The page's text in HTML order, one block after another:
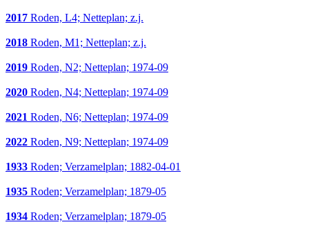
2017 Roden, L4; Netteplan; z.j.
2018 Roden, M1; Netteplan; z.j.
2019 Roden, N2; Netteplan; 1974-09
2020 Roden, N4; Netteplan; 1974-09
2021 Roden, N6; Netteplan; 1974-09
2022 Roden, N9; Netteplan; 1974-09
1933 Roden; Verzamelplan; 1882-04-01
1935 Roden; Verzamelplan; 1879-05
1934 Roden; Verzamelplan; 1879-05